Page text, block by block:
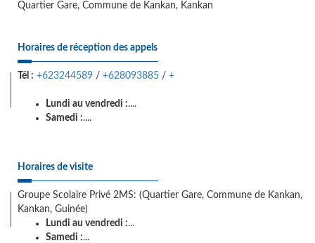
Quartier Gare, Commune de Kankan, Kankan
Horaires de réception des appels
Tél : +623244589 / +628093885 / +
Lundi au vendredi :....
Samedi :....
Horaires de visite
Groupe Scolaire Privé 2MS: (Quartier Gare, Commune de Kankan,
Kankan, Guinée)
Lundi au vendredi :...
Samedi :...